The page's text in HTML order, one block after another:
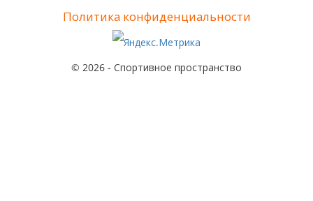
Политика конфиденциальности
© 2026 - Спортивное пространство